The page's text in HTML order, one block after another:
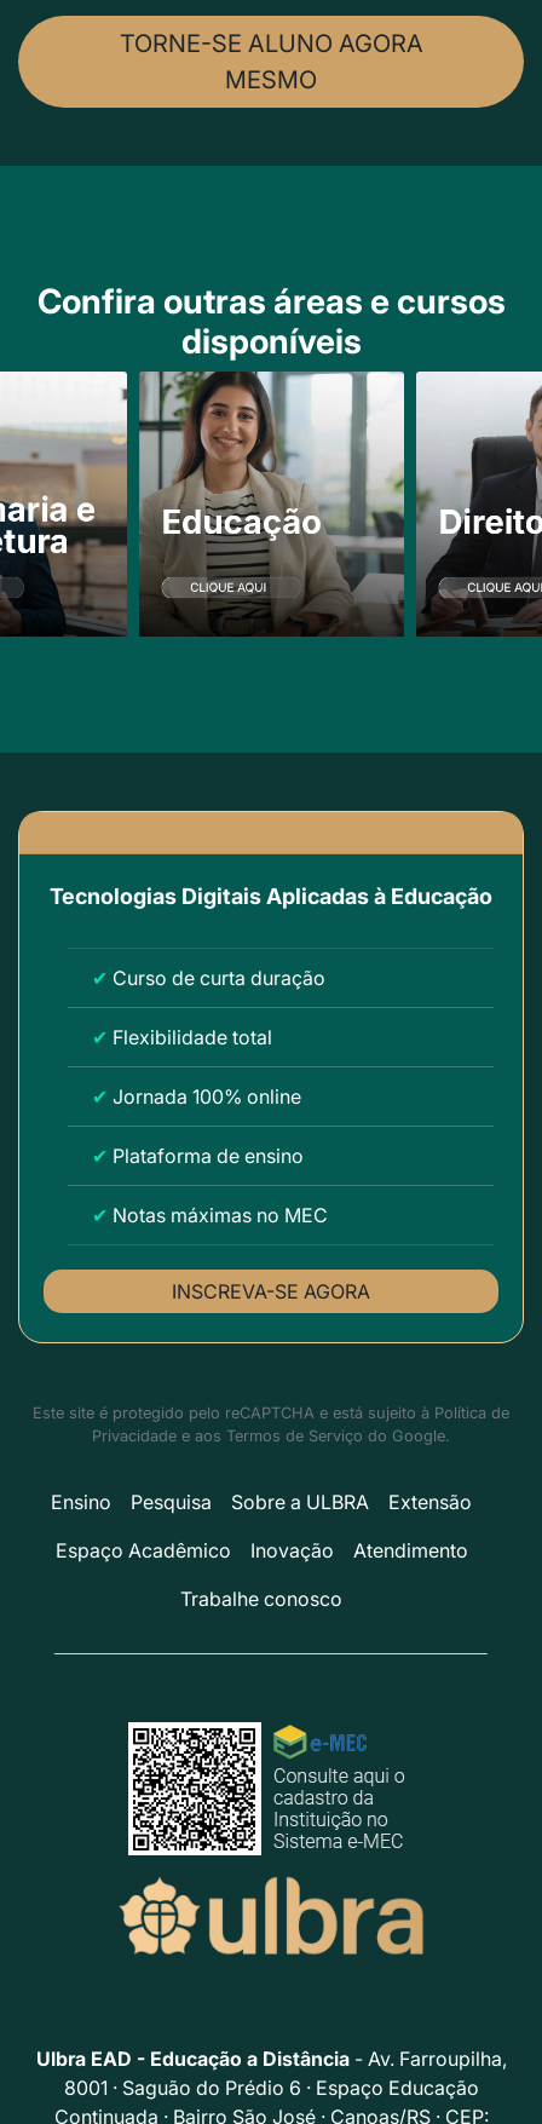
TORNE-SE ALUNO AGORA
MESMO
Confira outras áreas e cursos
disponíveis
Tecnologias Digitais Aplicadas à Educação
✔ Curso de curta duração
✔ Flexibilidade total
✔ Jornada 100% online
✔ Plataforma de ensino
✔ Notas máximas no MEC
INSCREVA-SE AGORA
Este site é protegido pelo reCAPTCHA e está sujeito à Política de
Privacidade e aos Termos de Serviço do Google.
Ensino Pesquisa Sobre a ULBRA
Extensão
Espaço Acadêmico
Inovação
Atendimento
Trabalhe conosco
Ulbra EAD - Educação a Distância- Av. Farroupilha,
8001 · Saguão do Prédio 6 · Espaço Educação
Continuada · Bairro São José · Canoas/RS · CEP: